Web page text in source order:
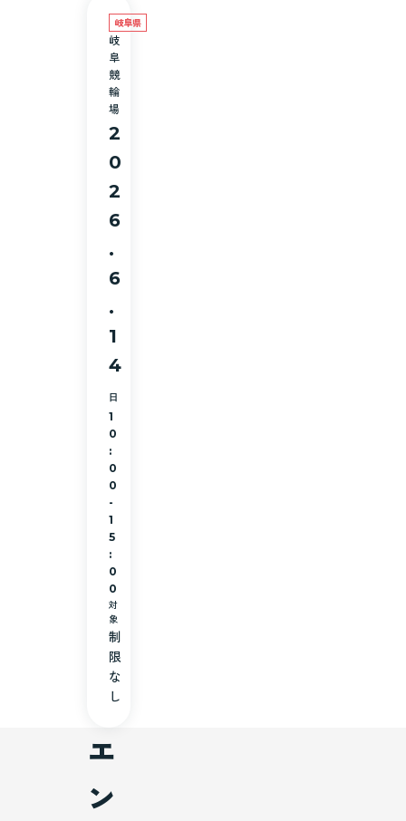
岐阜県
岐
阜
競
輪
場
2
0
2
6
.
6
.
1
4
日
1
0
:
0
0
-
1
5
:
0
0
対
象
制
限
な
し
エ
ン